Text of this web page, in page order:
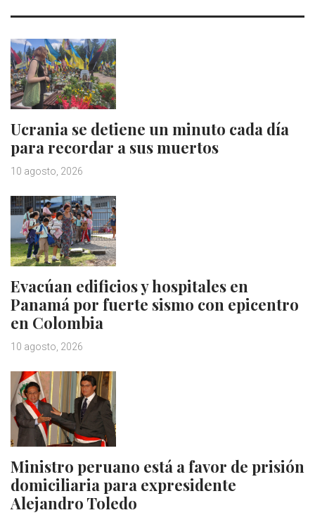
Ucrania se detiene un minuto cada día
para recordar a sus muertos
10 agosto, 2026
Evacúan edificios y hospitales en
Panamá por fuerte sismo con epicentro
en Colombia
10 agosto, 2026
Ministro peruano está a favor de prisión
domiciliaria para expresidente
Alejandro Toledo